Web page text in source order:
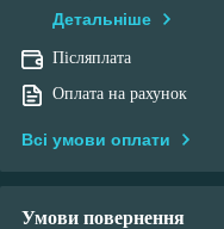
Детальніше
Післяплата
Оплата на рахунок
Всі умови оплати
Умови повернення